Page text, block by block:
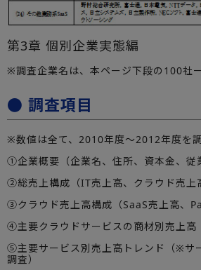
第3章 個別企業実態編
※調査企業名は、本ページ下段の100社
● 調査項目
※数値は全て、2010年度～2012年度を
①企業概要（企業名、住所、資本金、従
②総売上構成（IT売上高、クラウド売上
③クラウド売上高構成（SaaS売上高、
④主要クラウドサービスの商材別売上高
⑤主要サービス別売上高トレンド（※サ
調査）